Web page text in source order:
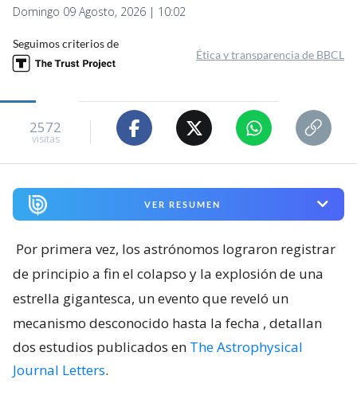
Domingo 09 Agosto, 2026 | 10:02
Seguimos criterios de
Ética y transparencia de BBCL
2572
visitas
VER RESUMEN
Por primera vez, los astrónomos lograron registrar
de principio a fin el colapso y la explosión de una
estrella gigantesca, un evento que reveló un
mecanismo desconocido hasta la fecha , detallan
dos estudios publicados en The Astrophysical
Journal Letters.